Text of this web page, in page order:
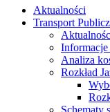
Aktualności
Transport
Analiza
Rozkład
Schematy